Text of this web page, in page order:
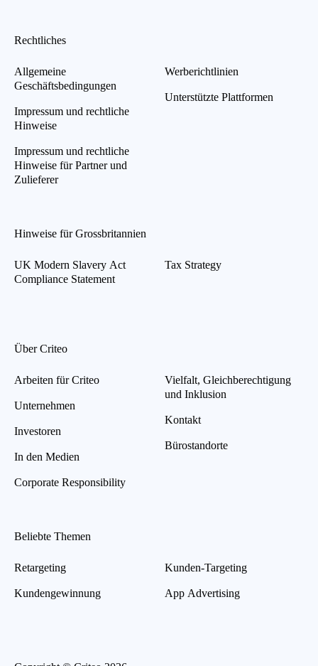
Rechtliches
Allgemeine
Geschäftsbedingungen
Impressum und rechtliche
Hinweise
Impressum und rechtliche
Hinweise für Partner und
Zulieferer
Werberichtlinien
Unterstützte Plattformen
Hinweise für Grossbritannien
UK Modern Slavery Act
Compliance Statement
Tax Strategy
Über Criteo
Arbeiten für Criteo
Unternehmen
Investoren
In den Medien
Corporate Responsibility
Vielfalt, Gleichberechtigung
und Inklusion
Kontakt
Bürostandorte
Beliebte Themen
Retargeting
Kundengewinnung
Kunden-Targeting
App Advertising